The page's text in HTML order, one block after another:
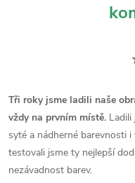
Tři roky jsme ladili naše
vždy na prvním místě. Ladili
syté a nádherné barevnosti
testovali jsme ty nejlepší
nezávadnost barev.